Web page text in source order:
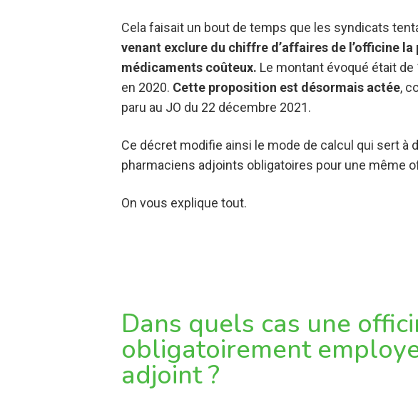
Cela faisait un bout de temps que les syndicats
venant exclure du chiffre d’affaires de l’officine
médicaments coûteux. Le montant évoqué était de
en 2020. Cette proposition est désormais actée,
paru au JO du 22 décembre 2021.
Ce décret modifie ainsi le mode de calcul qui sert à
pharmaciens adjoints obligatoires pour une même
On vous explique tout.
Dans quels cas une
obligatoirement
adjoint ?